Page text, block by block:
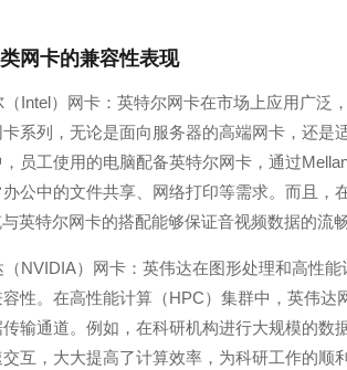
网卡的兼容性表现
（Intel）网卡：英特尔网卡在市场上应用广泛
系列，无论是面向服务器的高端网卡，还
员工使用的电脑配备英特尔网卡，通过
公中的文件共享、网络打印等需求。而且，
英特尔网卡的搭配能够保证音视频数据的流
（NVIDIA）网卡：英伟达在图形处理和高性
性。在高性能计算（HPC）集群中，英伟达
输通道。例如，在科研机构进行大规模的数
互，大大提高了计算效率，为科研工作的